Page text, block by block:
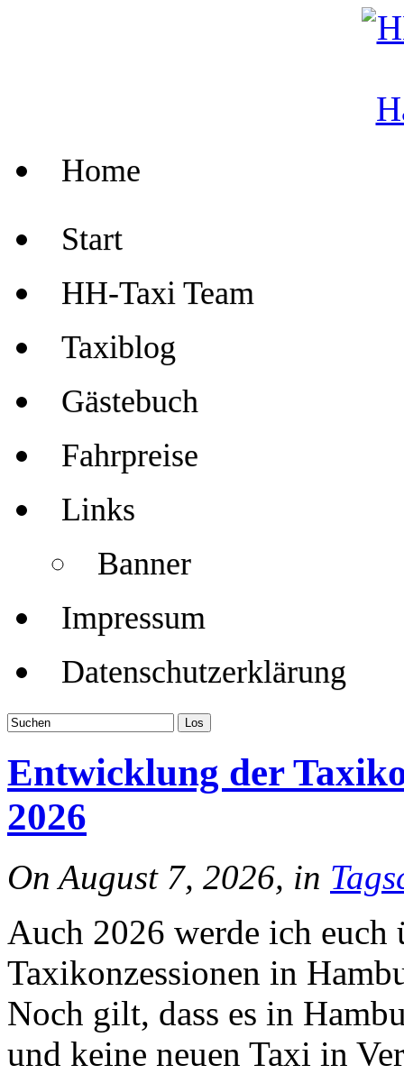
Home
Start
HH-Taxi Team
Taxiblog
Gästebuch
Fahrpreise
Links
Banner
Impressum
Datenschutzerklärung
Entwicklung der
2026
On August 7, 2026, in
Auch 2026 werde ich
Taxikonzessionen in
Noch gilt, dass es in
und keine neuen Taxi in